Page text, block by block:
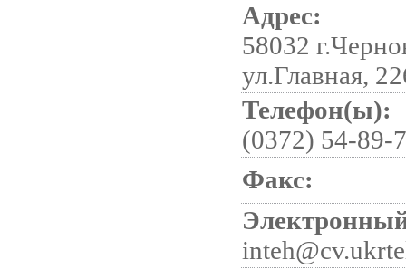
Адрес:
58032
ул.Главная,
Телефон(ы):
(0372) 54-89-
Факс: